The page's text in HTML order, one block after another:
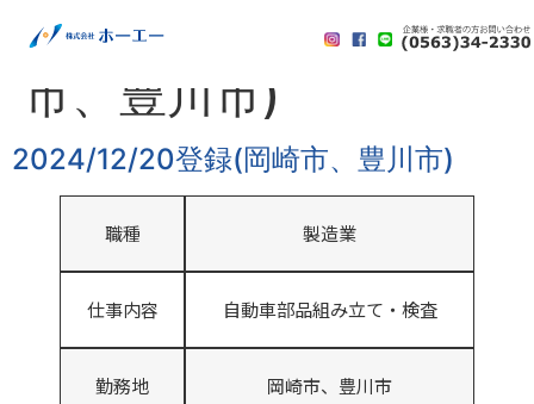
2024/12/20登録(岡崎
市、豊川市)
2024/12/20登録(岡崎市、豊川市)
職種 製造業
仕事内容 自動車部品組み立て・検査
勤務地 岡崎市、豊川市